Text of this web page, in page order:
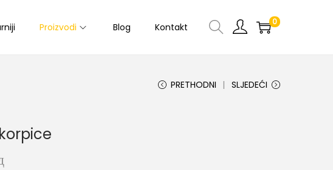
Proizvodi Blog Kontakt 0
PRETHODNI SLJEDEĆI